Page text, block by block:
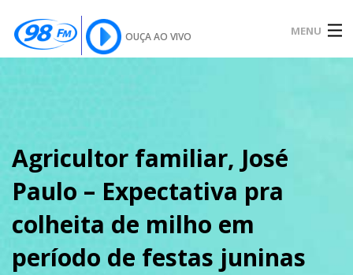
OUÇA AO VIVO MENU
SOBRE
PODCAST
Agricultor familiar, José
Paulo – Expectativa pra
colheita de milho em
período de festas juninas